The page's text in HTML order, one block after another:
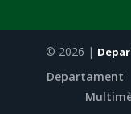
© 2026 |
Departament